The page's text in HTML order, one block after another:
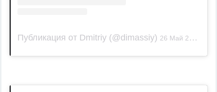
Публикация от Dmitriy (@dimassiy) 26 Май 2019 в 9:06 PDT